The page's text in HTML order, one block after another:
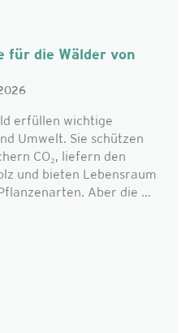
für die Wälder von
erfüllen wichtige
Umwelt. Sie schützen
CO₂, liefern den
und bieten Lebensraum
Aber die ...